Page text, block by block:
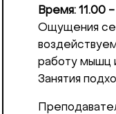
Время: 11.00
Ощущения
работу мышц
Занятия